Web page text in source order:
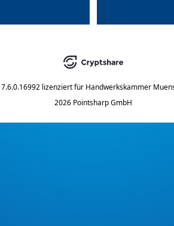
7.6.0.16992 lizenziert für Handwerkskammer
2026 Pointsharp GmbH